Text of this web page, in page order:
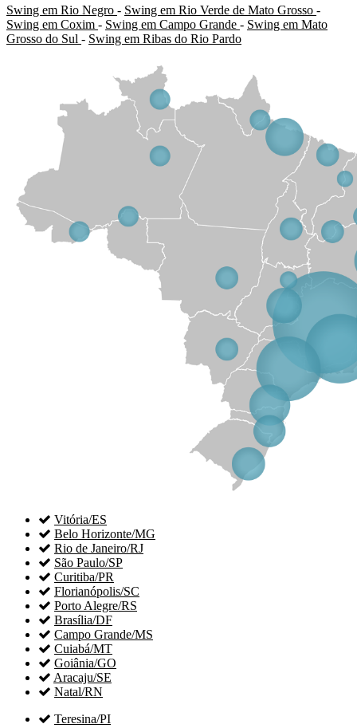
Swing em Rio Negro - Swing em Rio Verde de Mato Grosso -
Swing em Coxim - Swing em Campo Grande - Swing em Mato
Grosso do Sul - Swing em Ribas do Rio Pardo
 Vitória/ES
 Belo Horizonte/MG
 Rio de Janeiro/RJ
 São Paulo/SP
 Curitiba/PR
 Florianópolis/SC
 Porto Alegre/RS
 Brasília/DF
 Campo Grande/MS
 Cuiabá/MT
 Goiânia/GO
 Aracaju/SE
 Natal/RN
 Teresina/PI